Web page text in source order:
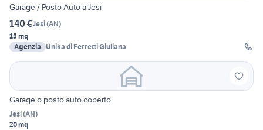
Garage / Posto Auto a Jesi
140 €Jesi(AN)
15 mq
Agenzia
Unika di Ferretti Giuliana
Garage o posto auto coperto
Jesi(AN)
20 mq